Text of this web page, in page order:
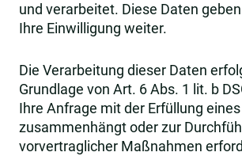
und verarbeitet. Diese Daten
Ihre Einwilligung weiter.
Die Verarbeitung dieser Daten
Grundlage von Art. 6 Abs. 1 lit. b
Ihre Anfrage mit der Erfüllung
zusammenhängt oder zur
vorvertraglicher Maßnahmen